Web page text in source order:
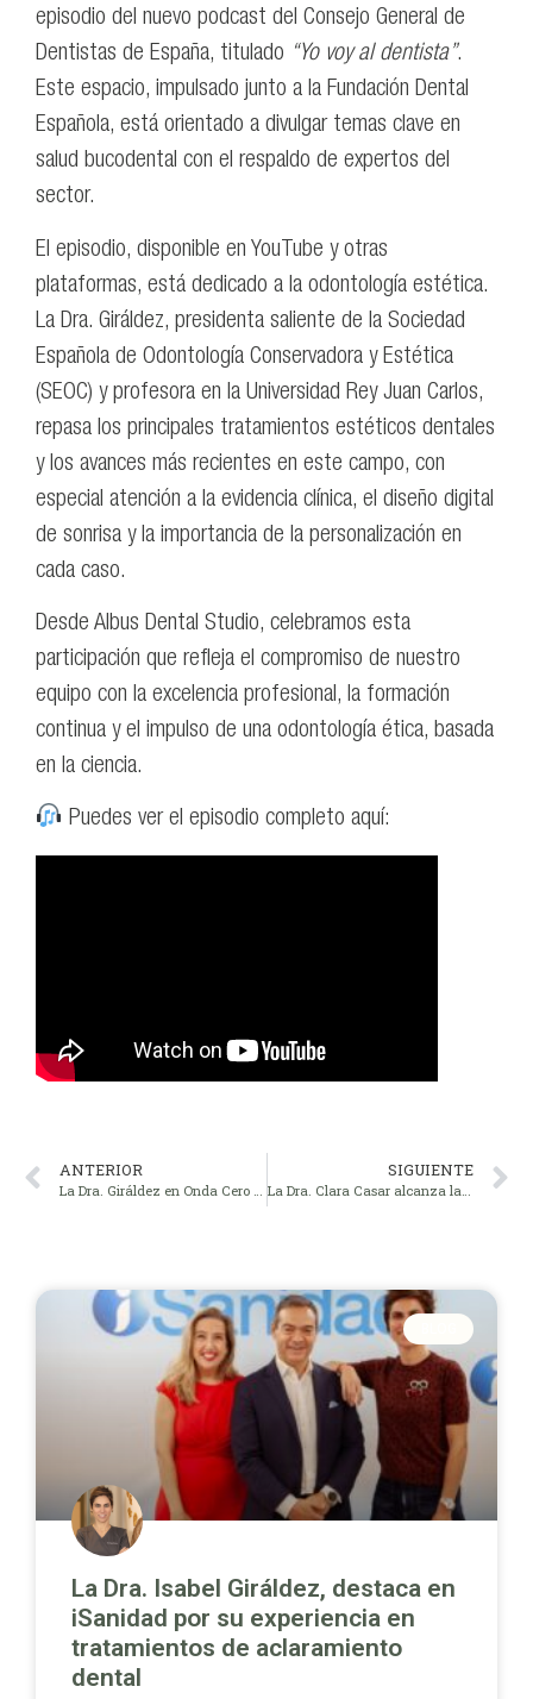
episodio del nuevo podcast del Consejo General de
Dentistas de España, titulado “Yo voy al dentista”.
Este espacio, impulsado junto a la Fundación Dental
Española, está orientado a divulgar temas clave en
salud bucodental con el respaldo de expertos del
sector.
El episodio, disponible en YouTube y otras
plataformas, está dedicado a la odontología estética.
La Dra. Giráldez, presidenta saliente de la Sociedad
Española de Odontología Conservadora y Estética
(SEOC) y profesora en la Universidad Rey Juan Carlos,
repasa los principales tratamientos estéticos dentales
y los avances más recientes en este campo, con
especial atención a la evidencia clínica, el diseño digital
de sonrisa y la importancia de la personalización en
cada caso.
Desde Albus Dental Studio, celebramos esta
participación que refleja el compromiso de nuestro
equipo con la excelencia profesional, la formación
continua y el impulso de una odontología ética, basada
en la ciencia.
Puedes ver el episodio completo aquí:
ANTERIOR SIGUIENTE
La Dra. Isabel Giráldez, destaca en
iSanidad por su experiencia en
tratamientos de aclaramiento
dental